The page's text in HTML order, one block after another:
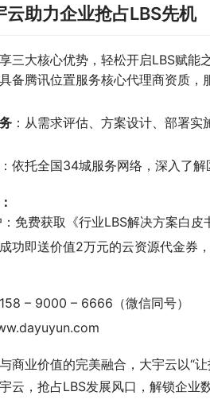
云助力企业抢占LBS先机
三大核心优势，轻松开启LBS赋能
备腾讯位置服务核心代理商资质
：从需求评估、方案设计、部署
：依托全国34城服务网络，深入了
免费获取《行业LBS解决方案白皮
功即送价值2万元的云资源代金券
– 9000 – 6666（微信同号）
商业价值的完美融合，大宇云以“
云，抢占LBS发展风口，解锁企业